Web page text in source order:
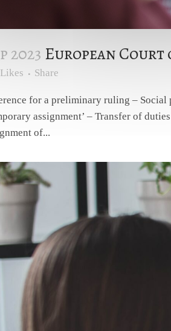
2023 European Court
Likes Share
for a preliminary ruling –
assignment’ – Transfer of
of...